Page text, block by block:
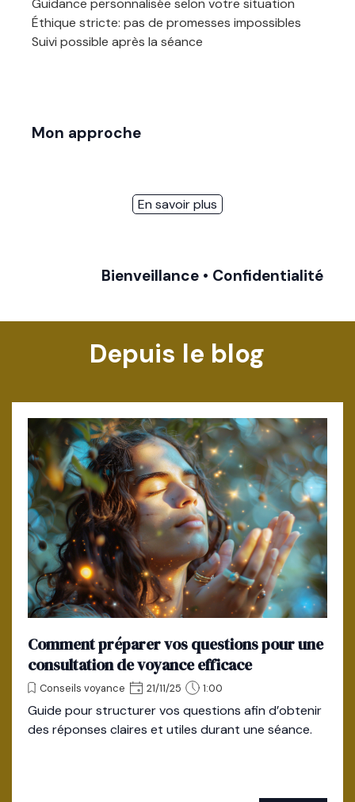
Guidance personnalisée selon votre situation
Éthique stricte: pas de promesses impossibles
Suivi possible après la séance
Mon approche
En savoir plus
Bienveillance • Confidentialité
Depuis le blog
Comment préparer vos questions pour une
consultation de voyance efficace
Conseils voyance 21/11/25 1:00
Guide pour structurer vos questions afin d’obtenir
des réponses claires et utiles durant une séance.